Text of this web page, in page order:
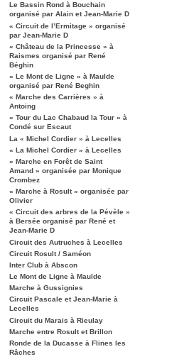
Le Bassin Rond à Bouchain
organisé par Alain et Jean-Marie D
« Circuit de l’Ermitage » organisé
par Jean-Marie D
« Château de la Princesse » à
Raismes organisé par René
Béghin
« Le Mont de Ligne » à Maulde
organisé par René Beghin
« Marche des Carrières » à
Antoing
« Tour du Lac Chabaud la Tour » à
Condé sur Escaut
La « Michel Cordier » à Lecelles
« La Michel Cordier » à Lecelles
« Marche en Forêt de Saint
Amand » organisée par Monique
Crombez
« Marche à Rosult » organisée par
Olivier
« Circuit des arbres de la Pévèle »
à Bersée organisé par René et
Jean-Marie D
Circuit des Autruches à Lecelles
Circuit Rosult / Saméon
Inter Club à Abscon
Le Mont de Ligne à Maulde
Marche à Gussignies
Circuit Pascale et Jean-Marie à
Lecelles
Circuit du Marais à Rieulay
Marche entre Rosult et Brillon
Ronde de la Ducasse à Flines les
Râches